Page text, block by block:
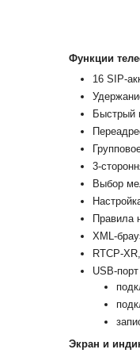
Функции
16 SIP-
Быстрый
3-
Выбор
Правила
XML-
RTCP-
USB-
Экран и